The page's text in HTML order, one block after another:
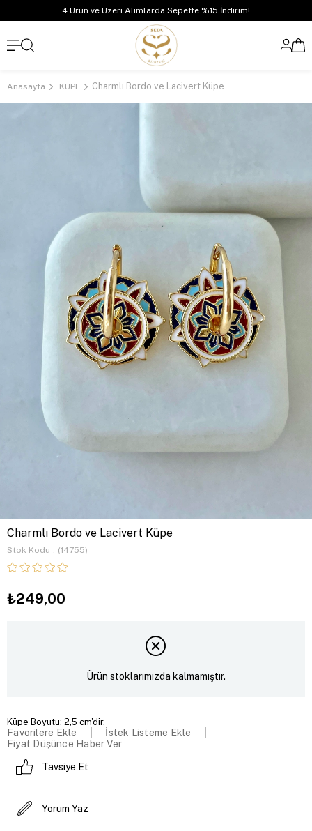
4 Ürün ve Üzeri Alımlarda Sepette %15 İndirim!
Anasayfa KÜPE Charmlı Bordo ve Lacivert Küpe
Charmlı Bordo ve Lacivert Küpe
Stok Kodu (14755)
₺249,00
Ürün stoklarımızda kalmamıştır.
Küpe Boyutu: 2,5 cm'dir.
Favorilere Ekle
İstek Listeme Ekle
Fiyat Düşünce Haber Ver
Tavsiye Et
Yorum Yaz